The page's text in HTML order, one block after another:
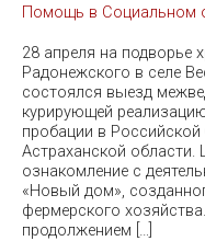
Помощь в Социальном
28 апреля на подворье
Радонежского в селе
состоялся выезд
курирующей
пробации в Российской
Астраханской области.
ознакомление с
«Новый дом»,
фермерского
продолжением […]